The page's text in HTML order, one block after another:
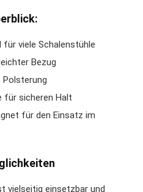
für viele Schalenstühle
Bezug
Polsterung
sicheren Halt
für den Einsatz im
vielseitig einsetzbar und